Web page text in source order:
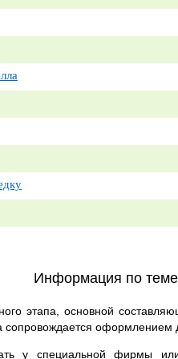
Информация по теме
этапа, основной
сопровождается оформлением
у специальной фирмы